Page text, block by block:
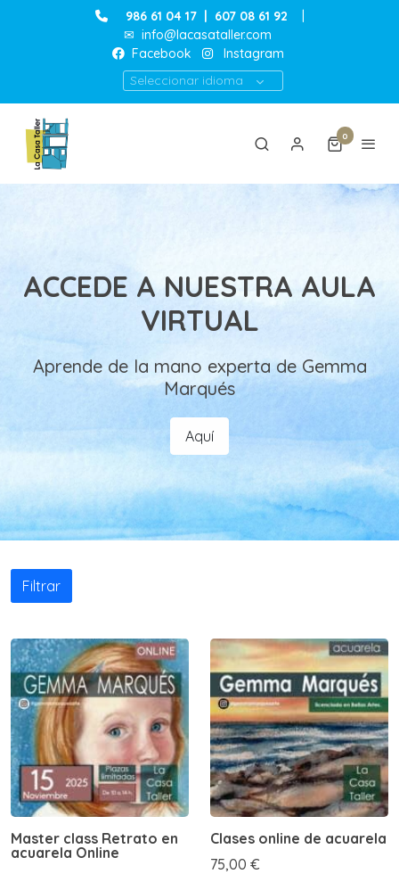
986 61 04 17 | 607 08 61 92
✉ info@lacasataller.com
Facebook
Instagram
Seleccionar idioma
0
ACCEDE A NUESTRA AULA
VIRTUAL
Aprende de la mano experta de Gemma
Marqués
Aquí
Filtrar
Master class Retrato en
acuarela Online
Clases online de acuarela
75,00 €